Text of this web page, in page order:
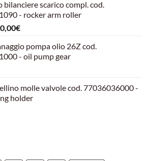
attuale
è:
30,00€.
bilanciere scarico compl. cod.
- rocker arm roller
€Il
attuale
è:
pompa olio 26Z cod.
- oil pump gear
molle valvole cod. 77036036000 -
holder